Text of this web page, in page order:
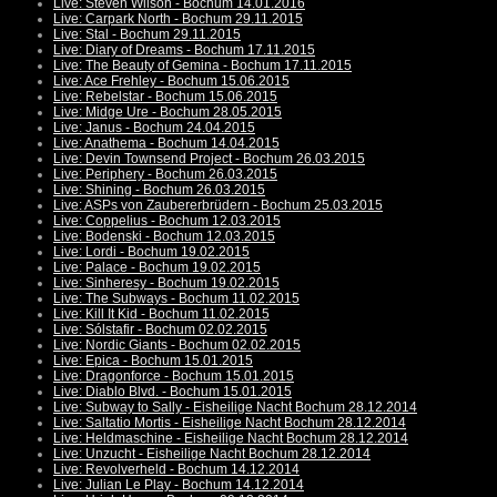
Live: Steven Wilson - Bochum 14.01.2016
Live: Carpark North - Bochum 29.11.2015
Live: Stal - Bochum 29.11.2015
Live: Diary of Dreams - Bochum 17.11.2015
Live: The Beauty of Gemina - Bochum 17.11.2015
Live: Ace Frehley - Bochum 15.06.2015
Live: Rebelstar - Bochum 15.06.2015
Live: Midge Ure - Bochum 28.05.2015
Live: Janus - Bochum 24.04.2015
Live: Anathema - Bochum 14.04.2015
Live: Devin Townsend Project - Bochum 26.03.2015
Live: Periphery - Bochum 26.03.2015
Live: Shining - Bochum 26.03.2015
Live: ASPs von Zaubererbrüdern - Bochum 25.03.2015
Live: Coppelius - Bochum 12.03.2015
Live: Bodenski - Bochum 12.03.2015
Live: Lordi - Bochum 19.02.2015
Live: Palace - Bochum 19.02.2015
Live: Sinheresy - Bochum 19.02.2015
Live: The Subways - Bochum 11.02.2015
Live: Kill It Kid - Bochum 11.02.2015
Live: Sólstafir - Bochum 02.02.2015
Live: Nordic Giants - Bochum 02.02.2015
Live: Epica - Bochum 15.01.2015
Live: Dragonforce - Bochum 15.01.2015
Live: Diablo Blvd. - Bochum 15.01.2015
Live: Subway to Sally - Eisheilige Nacht Bochum 28.12.2014
Live: Saltatio Mortis - Eisheilige Nacht Bochum 28.12.2014
Live: Heldmaschine - Eisheilige Nacht Bochum 28.12.2014
Live: Unzucht - Eisheilige Nacht Bochum 28.12.2014
Live: Revolverheld - Bochum 14.12.2014
Live: Julian Le Play - Bochum 14.12.2014